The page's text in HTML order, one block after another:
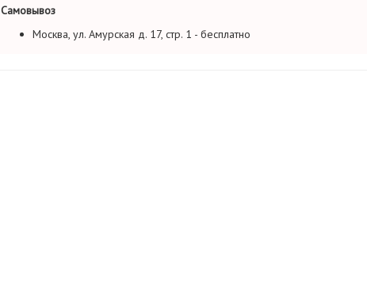
Самовывоз
Москва, ул. Амурская д. 17, стр. 1 - бесплатно